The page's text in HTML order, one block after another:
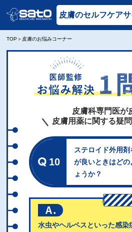
皮膚のセルフケアサ
TOP 皮膚のお悩みコーナー
皮膚科専門医が
皮膚用薬に関する疑
10
ステロイド外用
が良いときはどの
ょうか？
水虫やヘルペスといった感染